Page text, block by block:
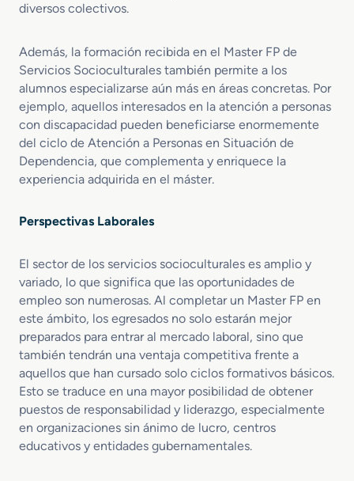
diversos colectivos.
Además, la formación recibida en el Master FP de
Servicios Socioculturales también permite a los
alumnos especializarse aún más en áreas concretas. Por
ejemplo, aquellos interesados en la atención a personas
con discapacidad pueden beneficiarse enormemente
del ciclo de Atención a Personas en Situación de
Dependencia, que complementa y enriquece la
experiencia adquirida en el máster.
Perspectivas Laborales
El sector de los servicios socioculturales es amplio y
variado, lo que significa que las oportunidades de
empleo son numerosas. Al completar un Master FP en
este ámbito, los egresados no solo estarán mejor
preparados para entrar al mercado laboral, sino que
también tendrán una ventaja competitiva frente a
aquellos que han cursado solo ciclos formativos básicos.
Esto se traduce en una mayor posibilidad de obtener
puestos de responsabilidad y liderazgo, especialmente
en organizaciones sin ánimo de lucro, centros
educativos y entidades gubernamentales.